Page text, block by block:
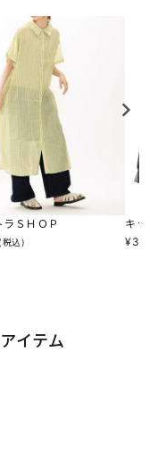
ＳＨＯＰ
(税込)
キラカ
¥3,245
イテム